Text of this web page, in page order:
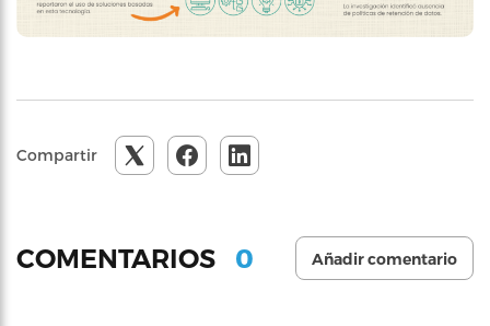
Compartir
COMENTARIOS 0 Añadir comentario